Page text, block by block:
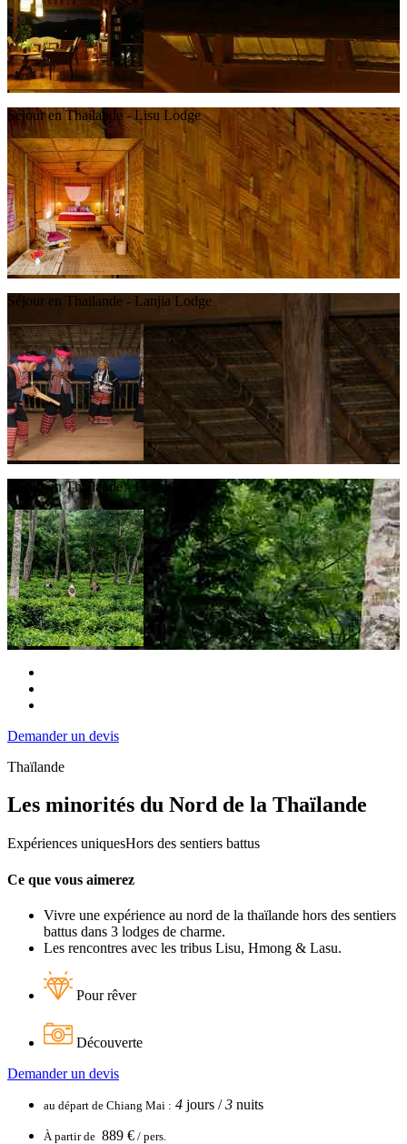
Séjour en Thailande - Lisu Lodge
Séjour en Thailande - Lanjia Lodge
Séjour en Thailande - Lisu Lodge
Demander un devis
Thaïlande
Les minorités du Nord de la Thaïlande
Expériences uniquesHors des sentiers battus
Ce que vous aimerez
Vivre une expérience au nord de la thaïlande hors des sentiers
battus dans 3 lodges de charme.
Les rencontres avec les tribus Lisu, Hmong & Lasu.
Pour rêver
Découverte
Demander un devis
au départ de Chiang Mai : 4 jours /3 nuits
À partir de 889 € / pers.